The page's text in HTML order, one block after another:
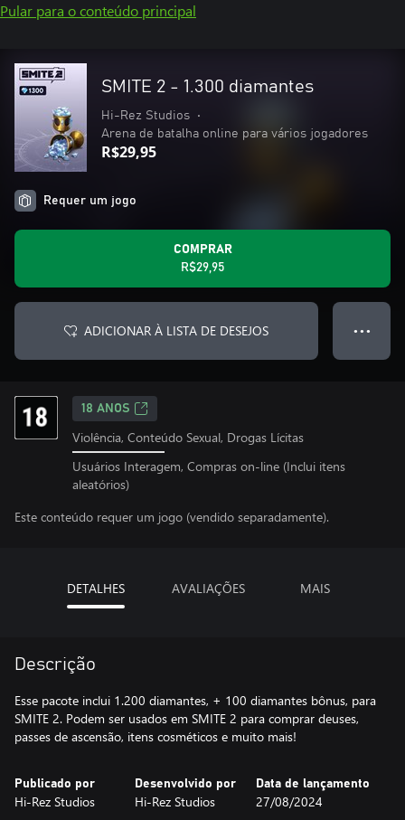
Pular para o conteúdo principal
SMITE 2 - 1.300 diamantes
Hi-Rez Studios
•
Arena de batalha online para vários jogadores
R$29,95
Requer um jogo
COMPRAR
R$29,95
ADICIONAR À LISTA DE DESEJOS ● ● ●
18 ANOS
Violência, Conteúdo Sexual, Drogas Lícitas
Usuários Interagem, Compras on-line (Inclui itens
aleatórios)
Este conteúdo requer um jogo (vendido separadamente).
DETALHES AVALIAÇÕES MAIS
Descrição
Esse pacote inclui 1.200 diamantes, + 100 diamantes bônus, para
SMITE 2. Podem ser usados em SMITE 2 para comprar deuses,
passes de ascensão, itens cosméticos e muito mais!
Publicado por
Hi-Rez Studios
Desenvolvido por
Hi-Rez Studios
Data de lançamento
27/08/2024